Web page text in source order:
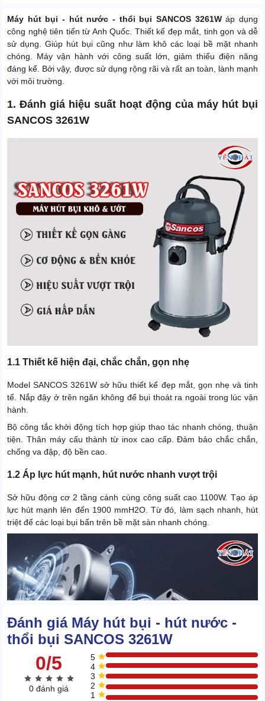
Máy hút bụi - hút nước - thổi bụi SANCOS 3261Wáp dụng
công nghệ tiên tiến từ Anh Quốc. Thiết kế đẹp mắt, tinh gọn và dễ
sử dụng. Giúp hút bụi cũng như làm khô các loại bề mặt nhanh
chóng. Máy vận hành với công suất lớn, giảm thiểu điện năng
đáng kể. Bởi vậy, được sử dụng rộng rãi và rất an toàn, lành mạnh
với môi trường.
1. Đánh giá hiệu suất hoạt động của máy hút bụi
SANCOS 3261W
1.1 Thiết kế hiện đại, chắc chắn, gọn nhẹ
Model SANCOS 3261W sở hữu thiết kế đẹp mắt, gọn nhẹ và tinh
tế. Nắp đậy ở trên ngăn không để bụi thoát ra ngoài trong lúc vận
hành.
Bộ công tắc khởi động tích hợp giúp thao tác nhanh chóng, thuận
tiện. Thân máy cấu thành từ inox cao cấp. Đảm bảo chắc chắn,
chống va đập, độ bền cao.
1.2 Áp lực hút mạnh, hút nước nhanh vượt trội
Sở hữu động cơ 2 tầng cánh cùng công suất cao 1100W. Tạo áp
lực hút mạnh lên đến 1900 mmH2O. Từ đó, làm sạch nhanh, hút
triệt để các loại bụi bẩn trên bề mặt sàn nhanh chóng.
Đánh giá Máy hút bụi - hút nước -
thổi bụi SANCOS 3261W
0/5
0 đánh giá
5
4
3
2
1